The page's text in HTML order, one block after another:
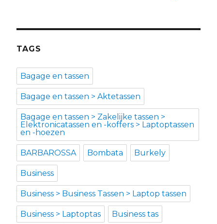
TAGS
Bagage en tassen
Bagage en tassen > Aktetassen
Bagage en tassen > Zakelijke tassen >
Elektronicatassen en -koffers > Laptoptassen
en -hoezen
BARBAROSSA Bombata Burkely
Business
Business > Business Tassen > Laptop tassen
Business > Laptoptas Business tas